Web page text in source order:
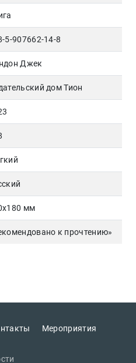
5-907662-14-8
Джек
дом Тион
мм
к прочтению»
Мероприятия